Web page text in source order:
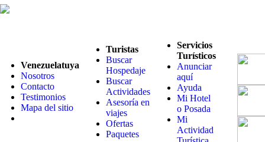
Venezuelatuya
Nosotros
Contacto
Testimonios
Mapa del sitio
Turistas
Buscar
Hospedaje
Buscar
Actividades
Asesoría en
viajes
Ofertas
Paquetes
Servicios
Turísticos
Anunciar
aquí
Ayuda
Mi Hotel
o Posada
Mi
Actividad